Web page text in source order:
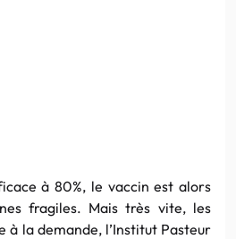
à 80%, le vaccin est alors
fragiles. Mais très vite, les
à la demande, l’Institut Pasteur